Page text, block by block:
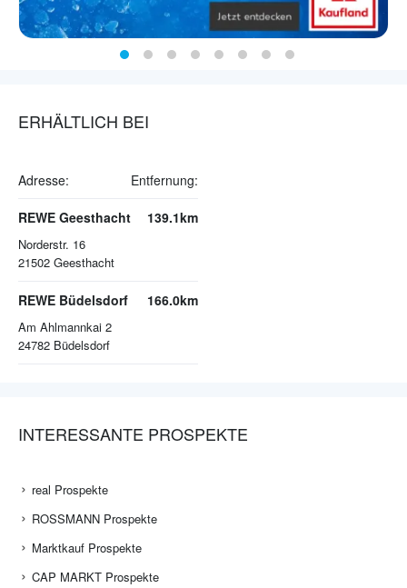
ERHÄLTLICH BEI
Adresse: Entfernung:
REWE Geesthacht
Norderstr. 16
21502 Geesthacht
139.1km
REWE Büdelsdorf
Am Ahlmannkai 2
24782 Büdelsdorf
166.0km
INTERESSANTE PROSPEKTE
real Prospekte
ROSSMANN Prospekte
Marktkauf Prospekte
CAP MARKT Prospekte